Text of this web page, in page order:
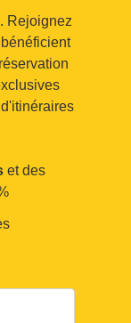
Rejoignez
et des